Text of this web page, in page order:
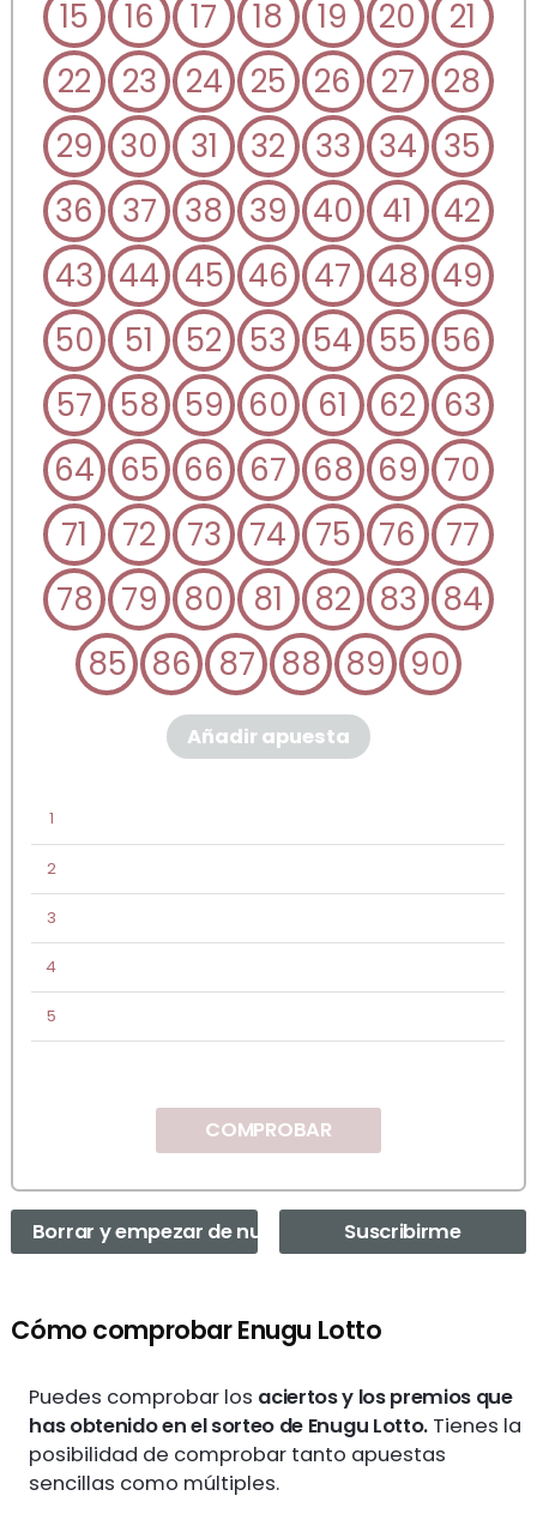
15
16 17 18 19 20
21
22
23 24 25 26 27
28
29
30 31 32 33 34
35
36
37 38 39 40 41
42
43
44 45 46 47 48
49
50
51 52 53 54 55
56
57
58 59 60 61 62
63
64
65 66 67 68 69
70
71
72 73 74 75 76
77
78
79 80 81 82 83
84
85
86 87 88 89 90
Añadir apuesta
1
2
3
4
5
COMPROBAR
Borrar y empezar de nuevo Suscribirme
Cómo comprobar Enugu Lotto
Puedes comprobar los aciertos y los premios que
has obtenido en el sorteo de Enugu Lotto.Tienes la
posibilidad de comprobar tanto apuestas
sencillas como múltiples.